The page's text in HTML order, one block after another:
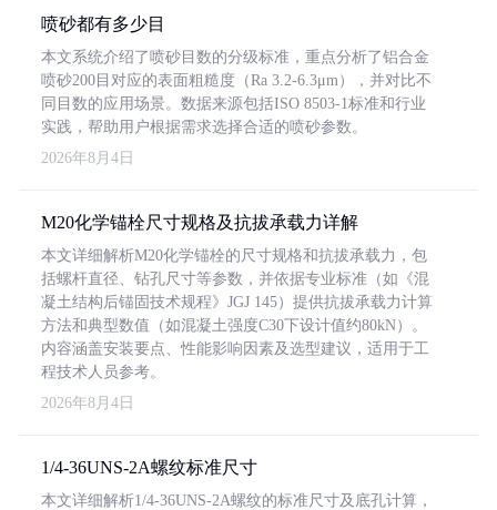
喷砂都有多少目
本文系统介绍了喷砂目数的分级标准，重点分析了铝合金
喷砂200目对应的表面粗糙度（Ra 3.2-6.3μm），并对比不
同目数的应用场景。数据来源包括ISO 8503-1标准和行业
实践，帮助用户根据需求选择合适的喷砂参数。
2026年8月4日
M20化学锚栓尺寸规格及抗拔承载力详解
本文详细解析M20化学锚栓的尺寸规格和抗拔承载力，包
括螺杆直径、钻孔尺寸等参数，并依据专业标准（如《混
凝土结构后锚固技术规程》JGJ 145）提供抗拔承载力计算
方法和典型数值（如混凝土强度C30下设计值约80kN）。
内容涵盖安装要点、性能影响因素及选型建议，适用于工
程技术人员参考。
2026年8月4日
1/4-36UNS-2A螺纹标准尺寸
本文详细解析1/4-36UNS-2A螺纹的标准尺寸及底孔计算，